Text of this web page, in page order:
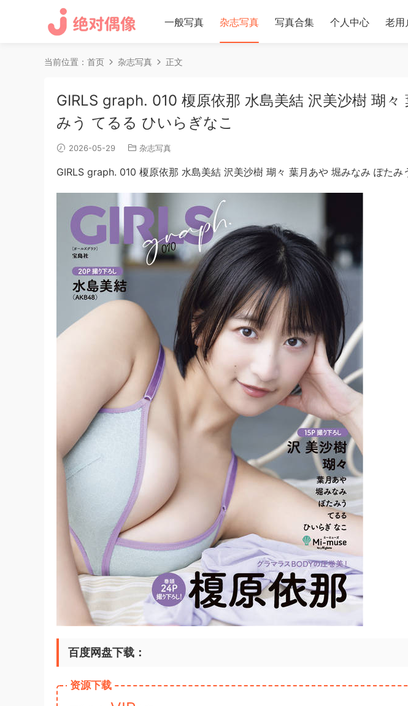
一般写真 杂志写真 写真合集 个人中心 老用
当前位置： 首页 杂志写真 正文
GIRLS graph. 010 榎原依那 水島美結 沢美沙樹 瑚
みう てるる ひいらぎなこ
2026-05-29 杂志写真
GIRLS graph. 010 榎原依那 水島美結 沢美沙樹 瑚々 葉月あや 堀みなみ ぽたみ
百度网盘下载：
资源下载